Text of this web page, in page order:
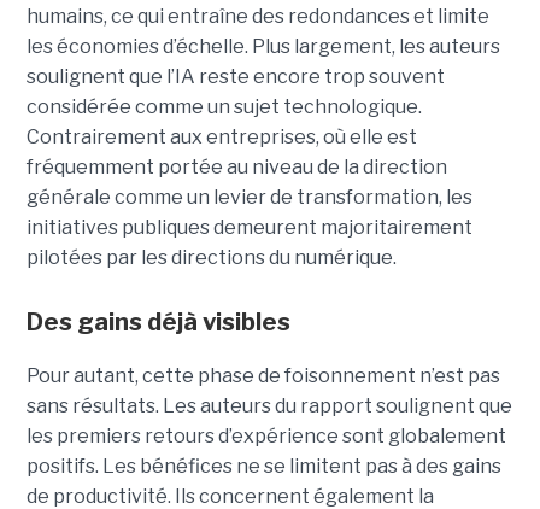
humains, ce qui entraîne des redondances et limite
les économies d’échelle. Plus largement, les auteurs
soulignent que l’IA reste encore trop souvent
considérée comme un sujet technologique.
Contrairement aux entreprises, où elle est
fréquemment portée au niveau de la direction
générale comme un levier de transformation, les
initiatives publiques demeurent majoritairement
pilotées par les directions du numérique.
Des gains déjà visibles
Pour autant, cette phase de foisonnement n’est pas
sans résultats. Les auteurs du rapport soulignent que
les premiers retours d’expérience sont globalement
positifs. Les bénéfices ne se limitent pas à des gains
de productivité. Ils concernent également la